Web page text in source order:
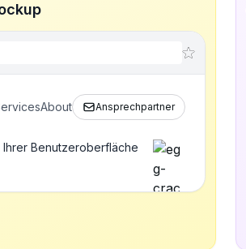
About Ansprechpartner
Benutzeroberfläche